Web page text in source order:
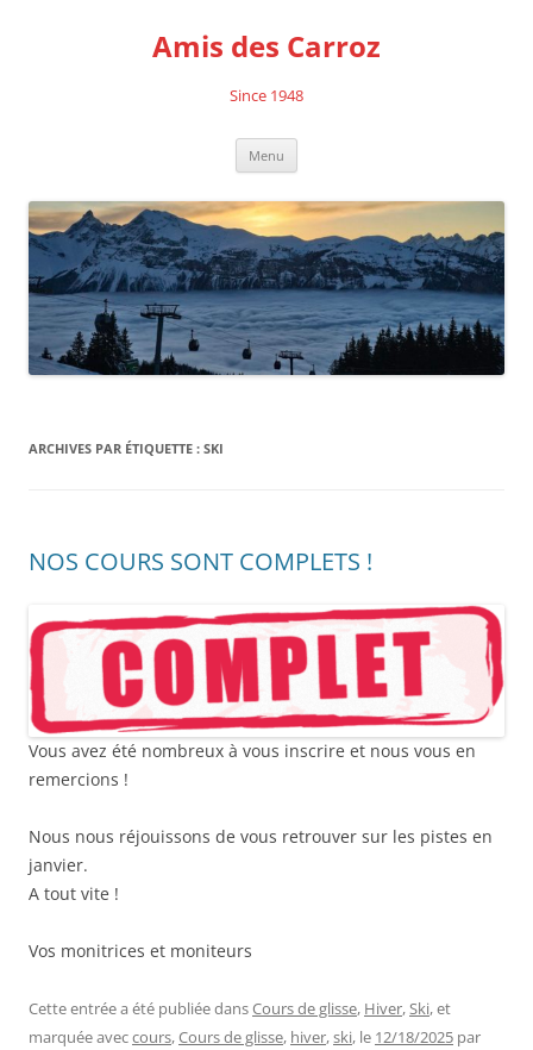
Amis des Carroz
Since 1948
Menu
ARCHIVES PAR ÉTIQUETTE : SKI
NOS COURS SONT COMPLETS !
Vous avez été nombreux à vous inscrire et nous vous en
remercions !
Nous nous réjouissons de vous retrouver sur les pistes en
janvier.
A tout vite !
Vos monitrices et moniteurs
Cette entrée a été publiée dansCours de glisse, Hiver,Ski, et
marquée aveccours,Cours de glisse, hiver,ski, le 12/18/2025 par